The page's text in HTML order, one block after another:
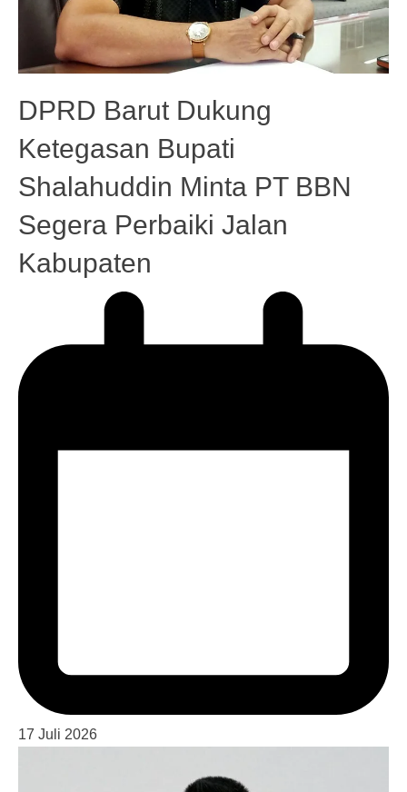
DPRD Barut Dukung
Ketegasan Bupati
Shalahuddin Minta PT BBN
Segera Perbaiki Jalan
Kabupaten
17 Juli 2026